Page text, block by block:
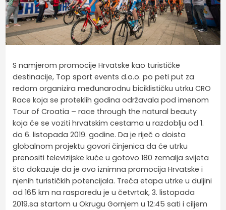
S namjerom promocije Hrvatske kao turističke
destinacije, Top sport events d.o.o. po peti put za
redom organizira međunarodnu biciklističku utrku CRO
Race koja se proteklih godina održavala pod imenom
Tour of Croatia – race through the natural beauty
koja će se voziti hrvatskim cestama u razdoblju od 1.
do 6. listopada 2019. godine. Da je riječ o doista
globalnom projektu govori činjenica da će utrku
prenositi televizijske kuće u gotovo 180 zemalja svijeta
što dokazuje da je ovo iznimna promocija Hrvatske i
njenih turističkih potencijala. Treća etapa utrke u duljini
od 165 km na rasporedu je u četvrtak, 3. listopada
2019.sa startom u Okrugu Gornjem u 12:45 sati i ciljem